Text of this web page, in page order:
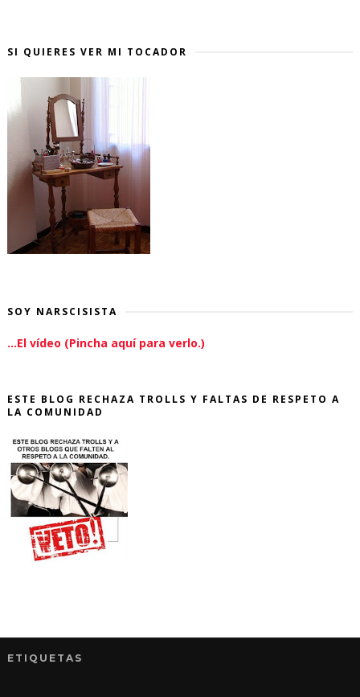
SI QUIERES VER MI TOCADOR
SOY NARSCISISTA
...El vídeo (Pincha aquí para verlo.)
ESTE BLOG RECHAZA TROLLS Y FALTAS DE RESPETO A
LA COMUNIDAD
ETIQUETAS